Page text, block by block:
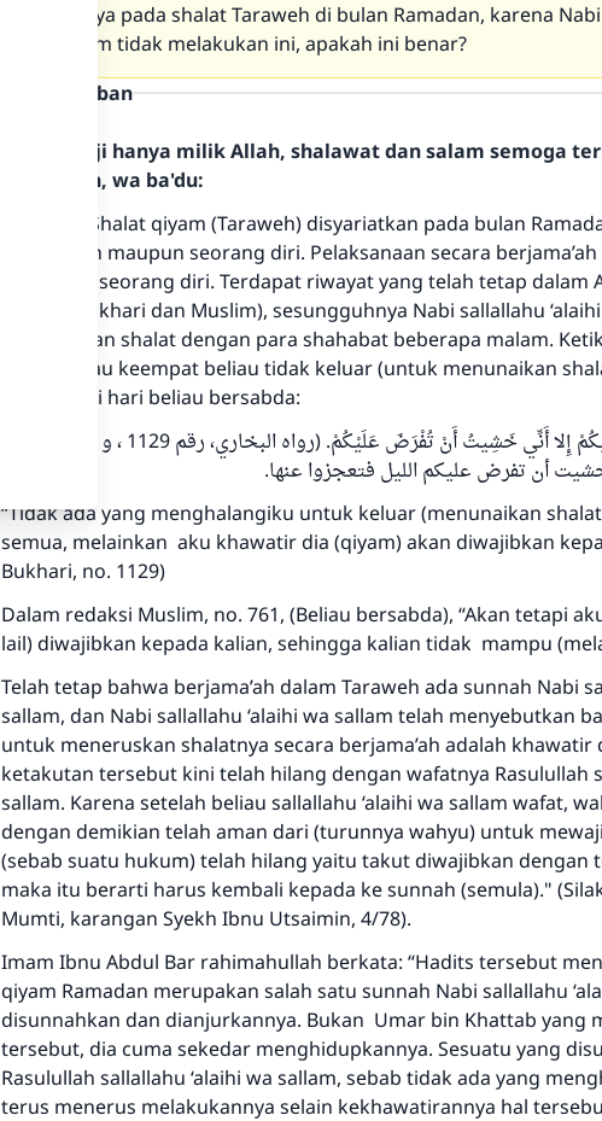
semuanya pada shalat Taraweh di bulan Ramadan, karena
wa sallam tidak melakukan ini, apakah ini benar?
Teks Jawaban
Segala puji hanya milik Allah, shalawat dan salam semoga
Rasulullah, wa ba'du:
Pertama: Shalat qiyam (Taraweh) disyariatkan pada bulan
berjama’ah maupun seorang diri. Pelaksanaan secara
dibanding seorang diri. Terdapat riwayat yang telah tetap dalam
(Shahih Bukhari dan Muslim), sesungguhnya Nabi sallallahu
menunaikan shalat dengan para shahabat beberapa malam.
ke tiga atau keempat beliau tidak keluar (untuk menunaikan
Ketika pagi hari beliau bersabda:
لَمْ يَمْنَعْنِي مِنْ الْخُرُوجِ إِلَيْكُمْ إِلا أَنِّي خَشِيتُ أَنْ تُفْرَضَ عَلَيْكُمْ. (رواه البخاري، رقم 1129 ، و فى لفظ
“Tidak ada yang menghalangiku untuk keluar (menunaikan
semua, melainkan aku khawatir dia (qiyam) akan diwajibkan
Bukhari, no. 1129)
Dalam redaksi Muslim, no. 761, (Beliau bersabda), “Akan tetapi
lail) diwajibkan kepada kalian, sehingga kalian tidak mampu
Telah tetap bahwa berjama’ah dalam Taraweh ada sunnah Nabi
sallam, dan Nabi sallallahu ‘alaihi wa sallam telah menyebutkan
untuk meneruskan shalatnya secara berjama’ah adalah khawatir
ketakutan tersebut kini telah hilang dengan wafatnya Rasulullah
sallam. Karena setelah beliau sallallahu ‘alaihi wa sallam wafat,
dengan demikian telah aman dari (turunnya wahyu) untuk
(sebab suatu hukum) telah hilang yaitu takut diwajibkan dengan
maka itu berarti harus kembali kepada ke sunnah (semula)."
Mumti, karangan Syekh Ibnu Utsaimin, 4/78).
Imam Ibnu Abdul Bar rahimahullah berkata: “Hadits tersebut
qiyam Ramadan merupakan salah satu sunnah Nabi sallallahu
disunnahkan dan dianjurkannya. Bukan Umar bin Khattab yang
tersebut, dia cuma sekedar menghidupkannya. Sesuatu yang
Rasulullah sallallahu ‘alaihi wa sallam, sebab tidak ada yang
terus menerus melakukannya selain kekhawatirannya hal